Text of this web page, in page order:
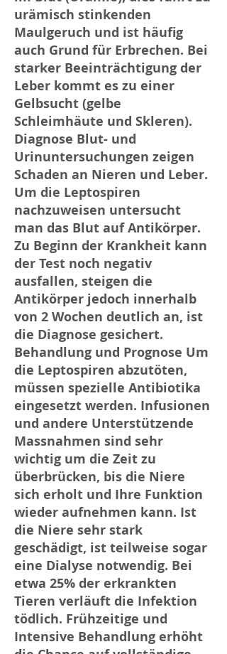
urämisch stinkenden
Maulgeruch und ist häufig
auch Grund für Erbrechen. Bei
starker Beeinträchtigung der
Leber kommt es zu einer
Gelbsucht (gelbe
Schleimhäute und Skleren). ​
Diagnose Blut- und
Urinuntersuchungen zeigen
Schaden an Nieren und Leber.
Um die Leptospiren
nachzuweisen untersucht
man das Blut auf Antikörper.
Zu Beginn der Krankheit kann
der Test noch negativ
ausfallen, steigen die
Antikörper jedoch innerhalb
von 2 Wochen deutlich an, ist
die Diagnose gesichert. ​
Behandlung und Prognose Um
die Leptospiren abzutöten,
müssen spezielle Antibiotika
eingesetzt werden. Infusionen
und andere Unterstützende
Massnahmen sind sehr
wichtig um die Zeit zu
überbrücken, bis die Niere
sich erholt und Ihre Funktion
wieder aufnehmen kann. Ist
die Niere sehr stark
geschädigt, ist teilweise sogar
eine Dialyse notwendig. Bei
etwa 25% der erkrankten
Tieren verläuft die Infektion
tödlich. Frühzeitige und
Intensive Behandlung erhöht